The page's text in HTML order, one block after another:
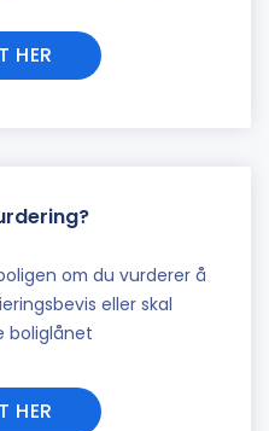
HER
om du vurderer å
eller skal
boliglånet
HER